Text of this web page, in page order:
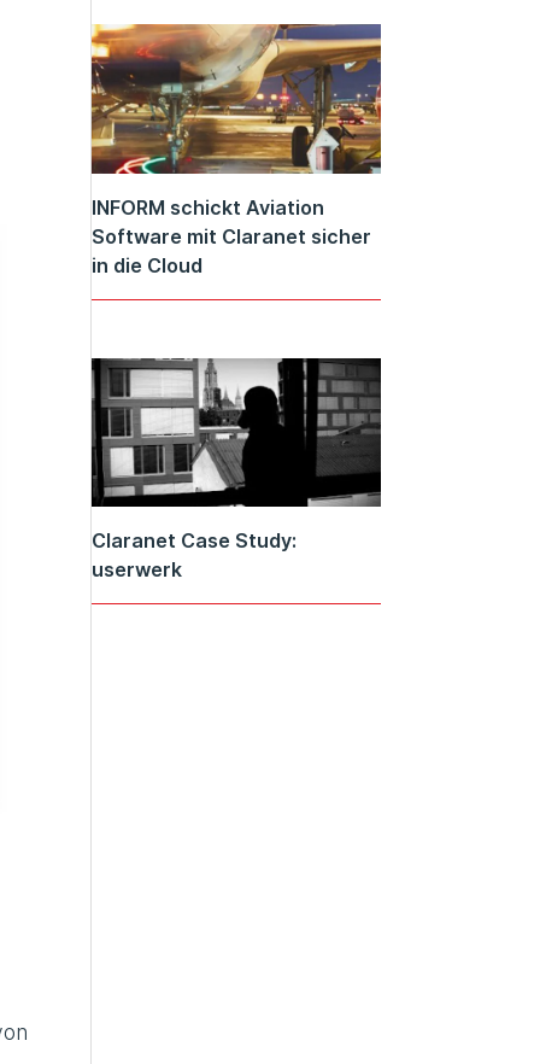
INFORM schickt Aviation
Software mit Claranet sicher
in die Cloud
Claranet Case Study:
userwerk